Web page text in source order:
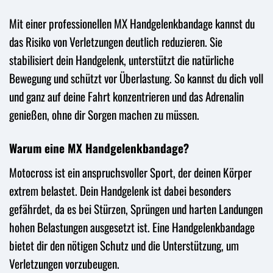
Mit einer professionellen MX Handgelenkbandage kannst du
das Risiko von Verletzungen deutlich reduzieren. Sie
stabilisiert dein Handgelenk, unterstützt die natürliche
Bewegung und schützt vor Überlastung. So kannst du dich voll
und ganz auf deine Fahrt konzentrieren und das Adrenalin
genießen, ohne dir Sorgen machen zu müssen.
Warum eine MX Handgelenkbandage?
Motocross ist ein anspruchsvoller Sport, der deinen Körper
extrem belastet. Dein Handgelenk ist dabei besonders
gefährdet, da es bei Stürzen, Sprüngen und harten Landungen
hohen Belastungen ausgesetzt ist. Eine Handgelenkbandage
bietet dir den nötigen Schutz und die Unterstützung, um
Verletzungen vorzubeugen.